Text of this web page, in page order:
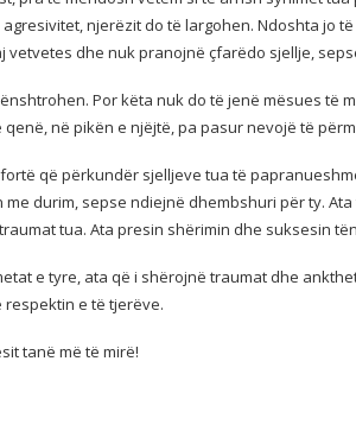
njerëzit do të largohen. Ndoshta jo
vetvetes dhe nuk pranojnë çfarëdo sjellje,
Por këta nuk do të jenë mësues të
në pikën e njëjtë, pa pasur nevojë të
që përkundër sjelljeve tua të
durim, sepse ndiejnë dhembshuri për ty.
tua. Ata presin shërimin dhe suksesin
e tyre, ata që i shërojnë traumat dhe
e të tjerëve.
tanë më të mirë!